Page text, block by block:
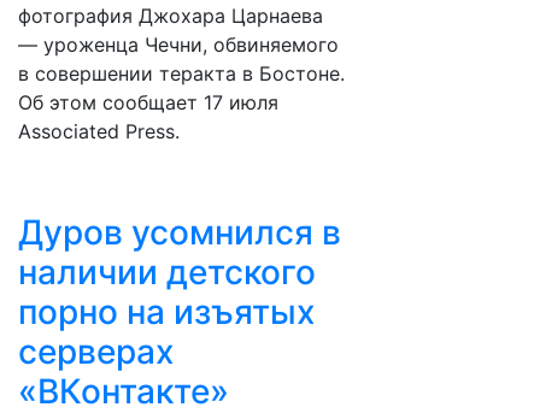
фотография Джохара Царнаева
— уроженца Чечни, обвиняемого
в совершении теракта в Бостоне.
Об этом сообщает 17 июля
Associated Press.
Дуров усомнился в
наличии детского
порно на изъятых
серверах
«ВКонтакте»